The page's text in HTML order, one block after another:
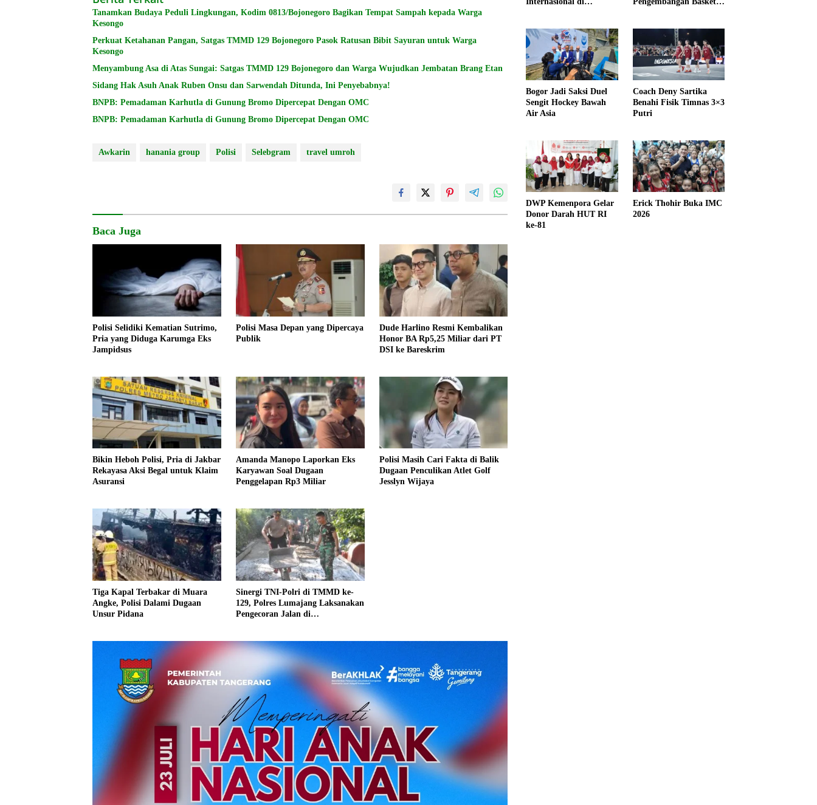
Tanamkan Budaya Peduli Lingkungan, Kodim 0813/Bojonegoro Bagikan Tempat Sampah kepada Warga
Kesongo
Perkuat Ketahanan Pangan, Satgas TMMD 129 Bojonegoro Pasok Ratusan Bibit Sayuran untuk Warga
Kesongo
Menyambung Asa di Atas Sungai: Satgas TMMD 129 Bojonegoro dan Warga Wujudkan Jembatan Brang Etan
Sidang Hak Asuh Anak Ruben Onsu dan Sarwendah Ditunda, Ini Penyebabnya!
BNPB: Pemadaman Karhutla di Gunung Bromo Dipercepat Dengan OMC
BNPB: Pemadaman Karhutla di Gunung Bromo Dipercepat Dengan OMC
Awkarin hanania group Polisi Selebgram travel umroh
Baca Juga
Polisi Selidiki Kematian Sutrimo,
Pria yang Diduga Karumga Eks
Jampidsus
Polisi Masa Depan yang Dipercaya
Publik
Dude Harlino Resmi Kembalikan
Honor BA Rp5,25 Miliar dari PT
DSI ke Bareskrim
Bikin Heboh Polisi, Pria di Jakbar
Rekayasa Aksi Begal untuk Klaim
Asuransi
Amanda Manopo Laporkan Eks
Karyawan Soal Dugaan
Penggelapan Rp3 Miliar
Polisi Masih Cari Fakta di Balik
Dugaan Penculikan Atlet Golf
Jesslyn Wijaya
Tiga Kapal Terbakar di Muara
Angke, Polisi Dalami Dugaan
Unsur Pidana
Sinergi TNI-Polri di TMMD ke-
129, Polres Lumajang Laksanakan
Pengecoran Jalan di
Bogor Jadi Saksi Duel
Sengit Hockey Bawah
Air Asia
Coach Deny Sartika
Benahi Fisik Timnas 3×3
Putri
DWP Kemenpora Gelar
Donor Darah HUT RI
ke-81
Erick Thohir Buka IMC
2026